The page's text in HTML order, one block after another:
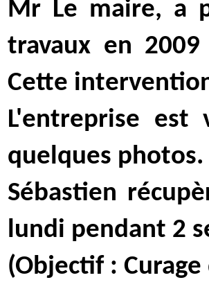
Mr Le maire, a
travaux en 2009
Cette
L'entreprise est
quelques photos.
Sébastien
lundi pendant 2
(Objectif : Curage